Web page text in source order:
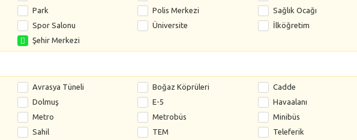
Park Polis Merkezi
Sağlık Ocağı
Spor Salonu Üniversite
İlköğretim
Şehir Merkezi
Avrasya Tüneli Boğaz Köprüleri
Cadde
Dolmuş E-5
Havaalanı
Metro Metrobüs
Minibüs
Sahil TEM
Teleferik